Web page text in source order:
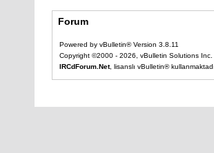
Forum
Powered by vBulletin® Version 3.8.11
Copyright ©2000 - 2026, vBulletin Solutions Inc.
IRCdForum.Net, lisanslı vBulletin®